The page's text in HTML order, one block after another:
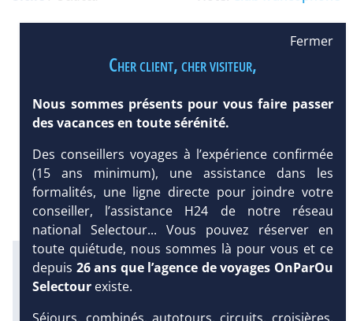
Infos météo :
26 °C
18 mm
24 °C
Infos plages :
Distance
Fermer
Cher client, cher visiteur,
Nous sommes présents pour vous faire passer
des vacances en toute sérénité.
Des conseillers voyages à l’expérience confirmée
(15 ans minimum), une assistance dans les
formalités, une ligne directe pour joindre votre
conseiller, l’assistance H24 de notre réseau
national Selectour... Vous pouvez réserver en
toute quiétude, nous sommes là pour vous et ce
depuis 26 ans que l’agence de voyages OnParOu
Selectour existe.
Séjours, combinés, autotours, circuits, croisières,